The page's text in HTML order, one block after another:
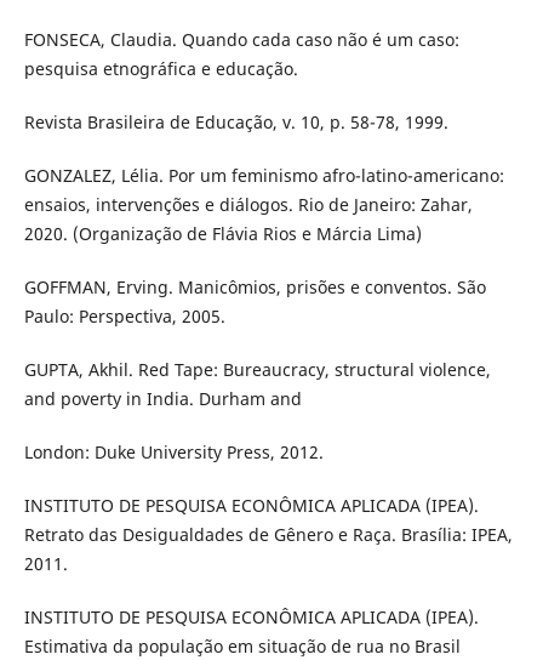
FONSECA, Claudia. Quando cada caso não é um caso:
pesquisa etnográfica e educação.
Revista Brasileira de Educação, v. 10, p. 58-78, 1999.
GONZALEZ, Lélia. Por um feminismo afro-latino-americano:
ensaios, intervenções e diálogos. Rio de Janeiro: Zahar,
2020. (Organização de Flávia Rios e Márcia Lima)
GOFFMAN, Erving. Manicômios, prisões e conventos. São
Paulo: Perspectiva, 2005.
GUPTA, Akhil. Red Tape: Bureaucracy, structural violence,
and poverty in India. Durham and
London: Duke University Press, 2012.
INSTITUTO DE PESQUISA ECONÔMICA APLICADA (IPEA).
Retrato das Desigualdades de Gênero e Raça. Brasília: IPEA,
2011.
INSTITUTO DE PESQUISA ECONÔMICA APLICADA (IPEA).
Estimativa da população em situação de rua no Brasil